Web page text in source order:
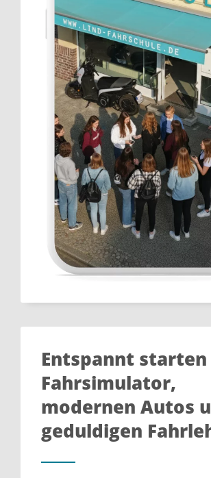
Entspannt
Fahrsimulator,
modernen Autos
geduldigen